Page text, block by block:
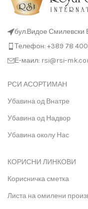
бул.Видое Смилевски
Телефон: +389 78
Е-маил: rsi@rsi-
РСИ АСОРТИМАН
Убавина од Внатре
Убавина од Надвор
Убавина околу Нас
КОРИСНИ ЛИНКОВИ
Корисничка сметка
Листа на омилени